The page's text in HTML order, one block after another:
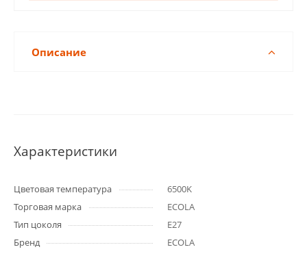
Описание
Характеристики
Цветовая температура
6500K
Торговая марка
ECOLA
Тип цоколя
E27
Бренд
ECOLA